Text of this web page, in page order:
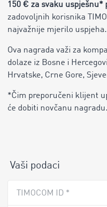
150 € za svaku uspješnu*
zadovoljnih korisnika
najvažnije mjerilo uspjeha.
Ova nagrada važi za
dolaze iz Bosne i
Hrvatske, Crne Gore,
*Čim preporučeni klijent
će dobiti novčanu nagradu.
Vaši podaci
TIMOCOM ID *